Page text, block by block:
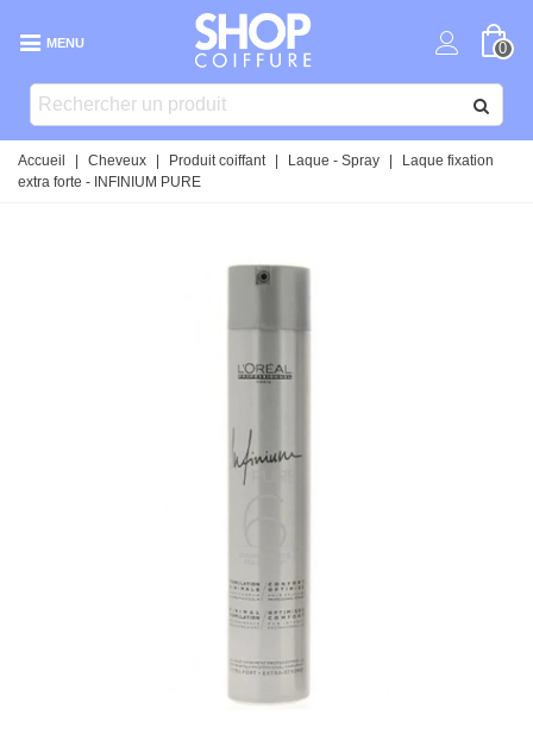
MENU 0
Accueil Cheveux Produit coiffant Laque - Spray
Laque fixation
extra forte - INFINIUM PURE